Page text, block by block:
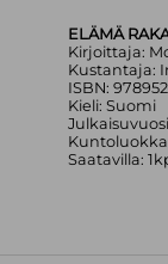
ELÄMÄ
Kirjoittaja:
Kustantaja:
ISBN:
Kieli: Suomi
Saatavilla: